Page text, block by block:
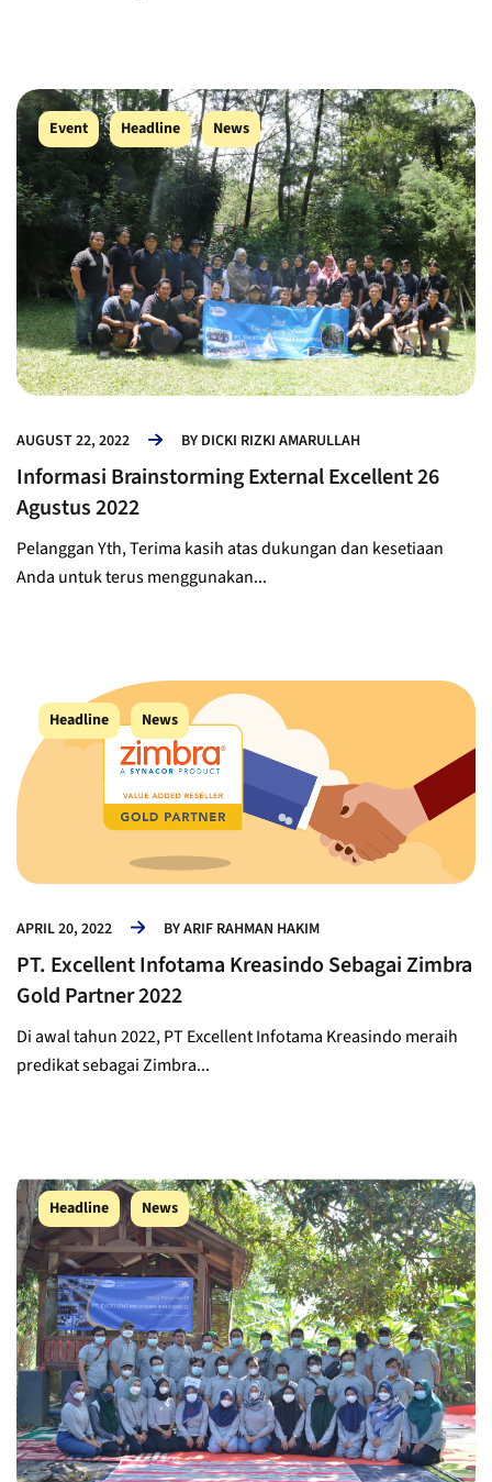
Event Headline News
AUGUST 22, 2022 BY DICKI RIZKI AMARULLAH
Informasi Brainstorming External Excellent 26
Agustus 2022
Pelanggan Yth, Terima kasih atas dukungan dan kesetiaan
Anda untuk terus menggunakan...
Headline News
APRIL 20, 2022 BYARIF RAHMAN HAKIM
PT. Excellent Infotama Kreasindo Sebagai Zimbra
Gold Partner 2022
Di awal tahun 2022, PT Excellent Infotama Kreasindo meraih
predikat sebagai Zimbra...
Headline News